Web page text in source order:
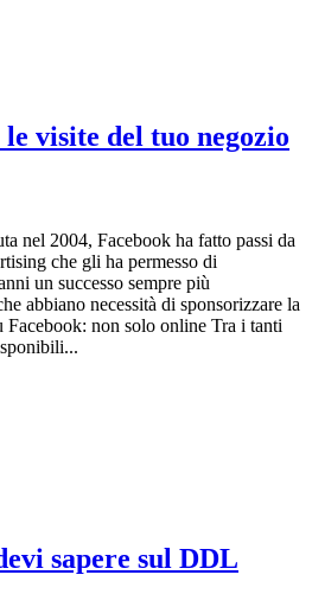
visite del tuo negozio
nel 2004, Facebook ha fatto passi da
che gli ha permesso di
un successo sempre più
abbiano necessità di sponsorizzare la
non solo online Tra i tanti
sapere sul DDL